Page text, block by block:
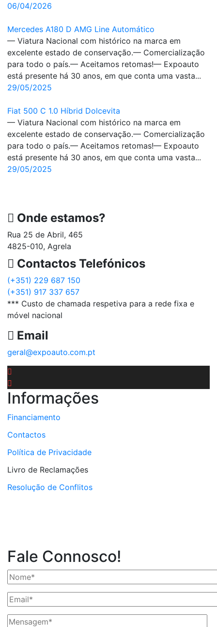
06/04/2026
Mercedes A180 D AMG Line Automático
— Viatura Nacional com histórico na marca em
excelente estado de conservação.— Comercialização
para todo o país.— Aceitamos retomas!— Expoauto
está presente há 30 anos, em que conta uma vasta...
29/05/2025
Fiat 500 C 1.0 Híbrid Dolcevita
— Viatura Nacional com histórico na marca em
excelente estado de conservação.— Comercialização
para todo o país.— Aceitamos retomas!— Expoauto
está presente há 30 anos, em que conta uma vasta...
29/05/2025
Onde estamos?
Rua 25 de Abril, 465
4825-010, Agrela
Contactos Telefónicos
(+351) 229 687 150
(+351) 917 337 657
*** Custo de chamada respetiva para a rede fixa e
móvel nacional
Email
geral@expoauto.com.pt
Informações
Financiamento
Contactos
Política de Privacidade
Livro de Reclamações
Resolução de Conflitos
Fale Connosco!